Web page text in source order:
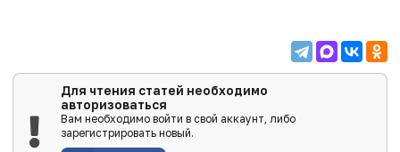
Для чтения статей необходимо
авторизоваться
Вам необходимо войти в свой аккаунт, либо
зарегистрировать новый.